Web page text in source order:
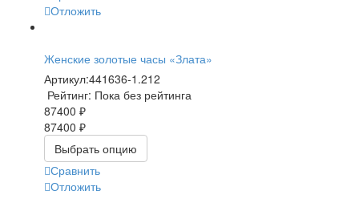
Отложить
Женские золотые часы «Злата»
Артикул:441636-1.212
Рейтинг: Пока без рейтинга
87400 ₽
87400 ₽
Выбрать опцию
Сравнить
Отложить